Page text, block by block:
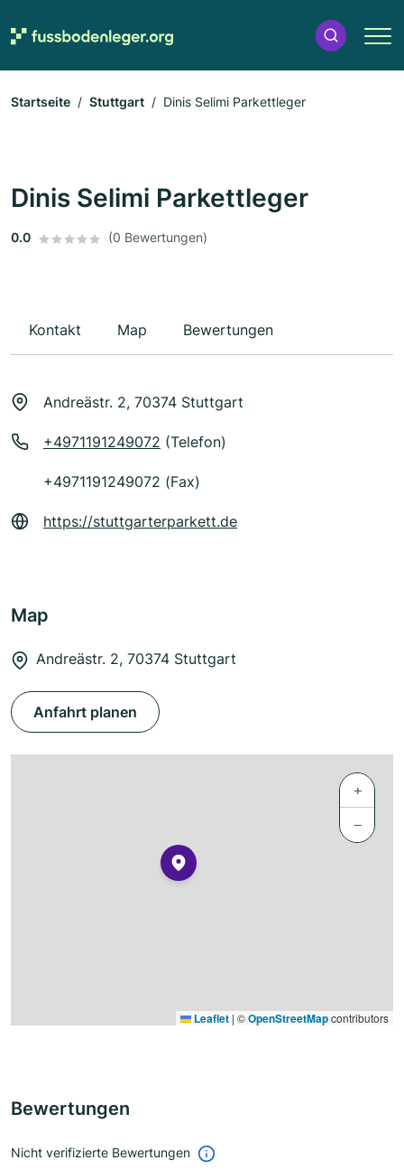
Startseite Stuttgart Dinis Selimi Parkettleger
Dinis Selimi Parkettleger
0.0 (0 Bewertungen)
Kontakt Map Bewertungen
Andreästr. 2, 70374 Stuttgart
+4971191249072 (Telefon)
+4971191249072 (Fax)
https://stuttgarterparkett.de
Map
Andreästr. 2, 70374 Stuttgart
Anfahrt planen
+
−
Leaflet | ©OpenStreetMapcontributors
Bewertungen
Nicht verifizierte Bewertungen